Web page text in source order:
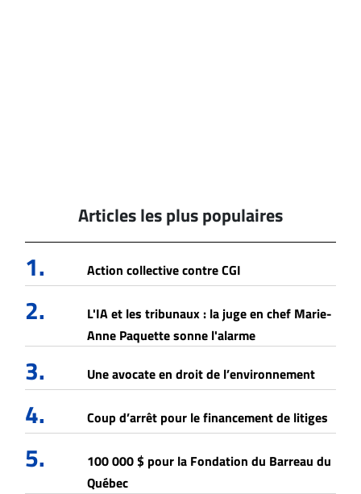
Articles les plus populaires
1. Action collective contre CGI
2.
L'IA et les tribunaux : la juge en chef Marie-
Anne Paquette sonne l'alarme
3. Une avocate en droit de l’environnement
4. Coup d’arrêt pour le financement de litiges
5.
100 000 $ pour la Fondation du Barreau du
Québec